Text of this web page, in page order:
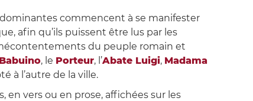
commencent à se manifester
afin qu’ils puissent être lus par les
du peuple romain et
Babuino, le Porteur, l’Abate Luigi, Madama
à l’autre de la ville.
en vers ou en prose, affichées sur les